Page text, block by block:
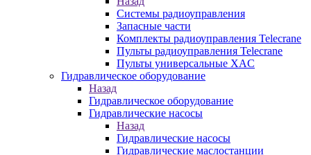
Системы радиоуправления
Запасные части
Комплекты радиоуправления Telecrane
Пульты радиоуправления Telecrane
Пульты универсальные XAC
Гидравлическое оборудование
Назад
Гидравлическое оборудование
Гидравлические насосы
Назад
Гидравлические насосы
Гидравлические маслостанции